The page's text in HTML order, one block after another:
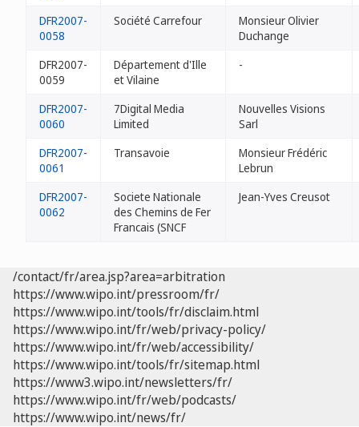
DFR2007-
0058
Société Carrefour
Monsieur Olivier
Duchange
DFR2007-
0059
Département d'Ille
et Vilaine
-
DFR2007-
0060
7Digital Media
Limited
Nouvelles Visions
Sarl
DFR2007-
0061
Transavoie
Monsieur Frédéric
Lebrun
DFR2007-
0062
Societe Nationale
des Chemins de Fer
Francais (SNCF
Jean-Yves Creusot
/contact/fr/area.jsp?area=arbitration
https://www.wipo.int/pressroom/fr/
https://www.wipo.int/tools/fr/disclaim.html
https://www.wipo.int/fr/web/privacy-policy/
https://www.wipo.int/fr/web/accessibility/
https://www.wipo.int/tools/fr/sitemap.html
https://www3.wipo.int/newsletters/fr/
https://www.wipo.int/fr/web/podcasts/
https://www.wipo.int/news/fr/